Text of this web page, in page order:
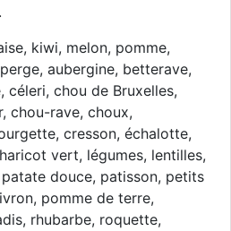
kiwi, melon, pomme,
aubergine, betterave,
chou de Bruxelles,
chou-rave, choux,
cresson, échalotte,
vert, légumes, lentilles,
douce, patisson, petits
pomme de terre,
rhubarbe, roquette,